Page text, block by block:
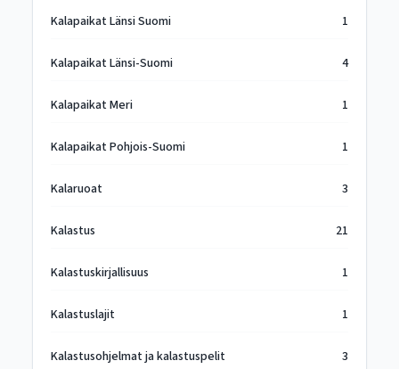
Kalapaikat Länsi Suomi 1
Kalapaikat Länsi-Suomi 4
Kalapaikat Meri 1
Kalapaikat Pohjois-Suomi 1
Kalaruoat 3
Kalastus 21
Kalastuskirjallisuus 1
Kalastuslajit 1
Kalastusohjelmat ja kalastuspelit 3